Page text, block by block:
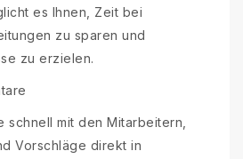
es Ihnen, Zeit bei
zu sparen und
zu erzielen.
schnell mit den Mitarbeitern,
Vorschläge direkt in